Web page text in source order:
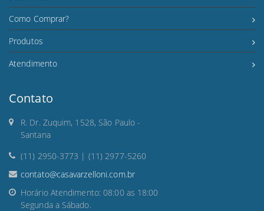
Como Comprar?
Produtos
Atendimento
Contato
R. Dr. Zuquim, 1528, São Paulo -
Santana
(11) 2950-3773 | (11) 2977-5260
contato@casavarzelloni.com.br
Horário Atendimento: 08:00 as 18:00
Segunda a Sábado.